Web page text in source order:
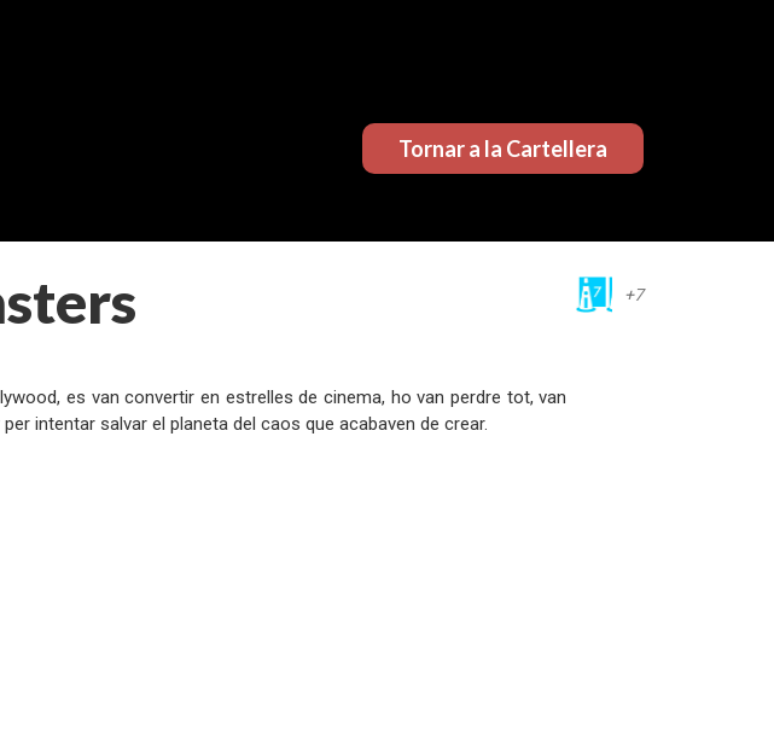
Tornar a la Cartellera
+7
es van convertir en estrelles de cinema, ho van perdre tot, van
intentar salvar el planeta del caos que acabaven de crear.